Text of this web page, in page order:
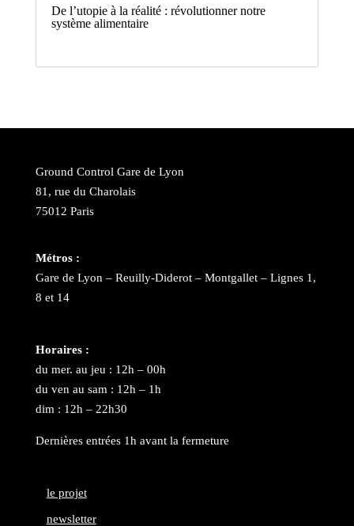
De l’utopie à la réalité : révolutionner notre
système alimentaire
Ground Control Gare de Lyon
81, rue du Charolais
75012 Paris
Métros :
Gare de Lyon – Reuilly-Diderot – Montgallet – Lignes 1,
8 et 14
Horaires :
du mer. au jeu : 12h – 00h
du ven au sam : 12h – 1h
dim : 12h – 22h30
Dernières entrées 1h avant la fermeture
le projet
newsletter